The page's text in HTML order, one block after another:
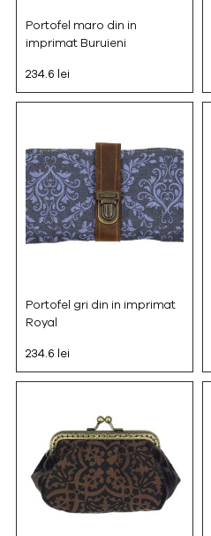
Portofel maro din in
imprimat Buruieni
234.6 lei
Portofel gri din in imprimat
Royal
234.6 lei